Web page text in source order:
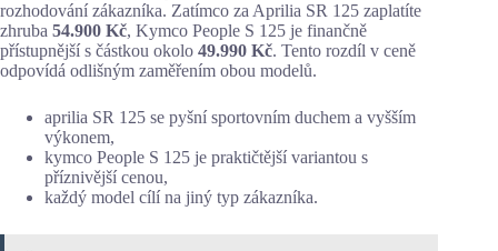
rozhodování zákazníka. Zatímco za Aprilia SR 125 zaplatíte
zhruba 54.900 Kč, Kymco People S 125 je finančně
přístupnější s částkou okolo 49.990 Kč. Tento rozdíl v ceně
odpovídá odlišným zaměřením obou modelů.
aprilia SR 125 se pyšní sportovním duchem a vyšším
výkonem,
kymco People S 125 je praktičtější variantou s
příznivější cenou,
každý model cílí na jiný typ zákazníka.